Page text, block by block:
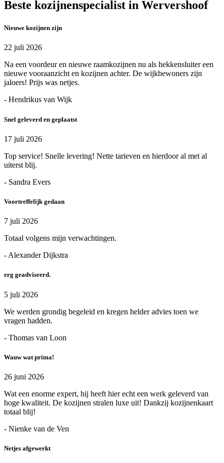
Beste kozijnenspecialist in Wervershoof
Nieuwe kozijnen zijn
22 juli 2026
Na een voordeur en nieuwe raamkozijnen nu als hekkensluiter een
nieuwe vooraanzicht en kozijnen achter. De wijkbewoners zijn
jaloers! Prijs was netjes.
- Hendrikus van Wijk
Snel geleverd en geplaatst
17 juli 2026
Top service! Snelle levering! Nette tarieven en hierdoor al met al
uiterst blij.
- Sandra Evers
Voortreffelijk gedaan
7 juli 2026
Totaal volgens mijn verwachtingen.
- Alexander Dijkstra
erg geadviseerd.
5 juli 2026
We werden grondig begeleid en kregen helder advies toen we
vragen hadden.
- Thomas van Loon
Wauw wat prima!
26 juni 2026
Wat een enorme expert, hij heeft hier echt een werk geleverd van
hoge kwaliteit. De kozijnen stralen luxe uit! Dankzij kozijnenkaart
totaal blij!
- Nienke van de Ven
Netjes afgewerkt